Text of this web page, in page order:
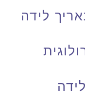
לידה